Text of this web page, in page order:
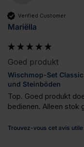
Verified Customer
Mariëlla
Goed produkt
Wischmop-Set
und Steinböden
Top. Goed produkt
bedienen. Alleen stok
Trouvez-vous cet avis utile